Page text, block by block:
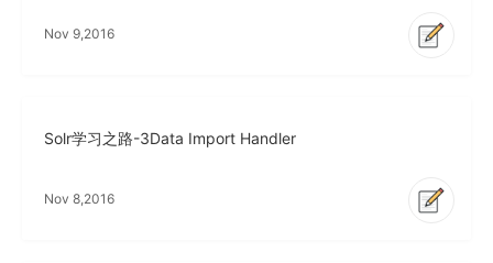
Nov 9,2016
Solr学习之路-3Data Import Handler
Nov 8,2016